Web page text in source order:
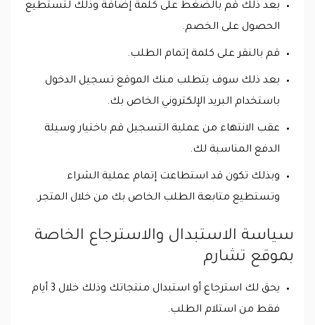
بعد ذلك قم بالضغط على كلمة إضافة وذلك لتستطيع
الحصول على الخصم.
قم بالنقر على كلمة إتمام الطلب.
بعد ذلك سوف يتطلب منك الموقع تسجيل الدخول
باستخدام البريد الإلكتروني الخاص بك.
عقب الانتهاء من عملية التسجيل قم باختيار وسيلة
الدفع المناسبة لك.
وبذلك تكون قد استطاعت إتمام عملية الشراء
وتستطيع متابعة الطلب الخاص بك من خلال المتجر.
سياسة الاستبدال والاسترجاع الخاصة
بموقع تشارم
يحق لك استرجاع أو استبدال منتجاتك وذلك خلال 3 أيام
فقط من استلام الطلب.